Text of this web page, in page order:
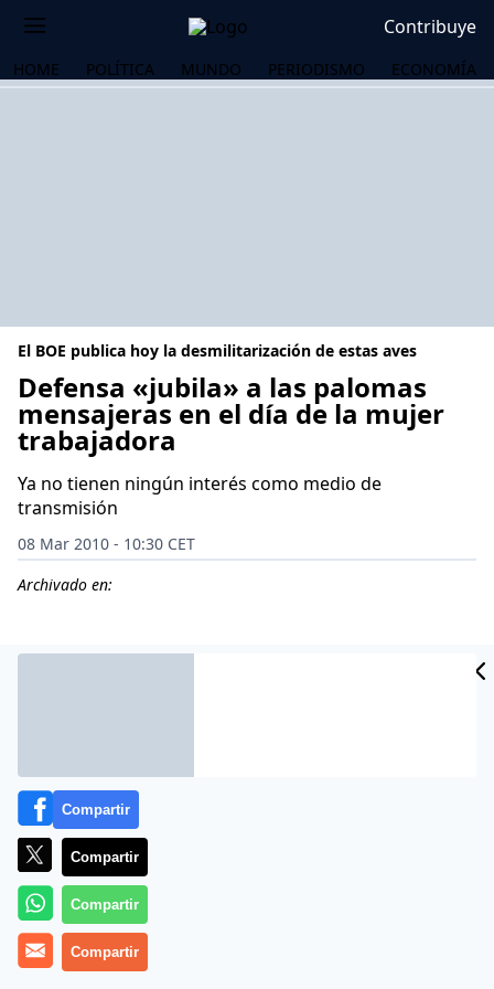
Contribuye
HOME POLÍTICA MUNDO PERIODISMO ECONOMÍA
El BOE publica hoy la desmilitarización de estas aves
Defensa «jubila» a las palomas
mensajeras en el día de la mujer
trabajadora
Ya no tienen ningún interés como medio de
transmisión
08 Mar 2010 - 10:30 CET
Archivado en:
Más información
Compartir
Compartir
Compartir
Compartir